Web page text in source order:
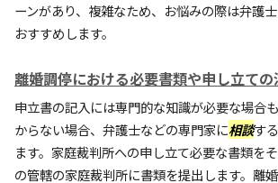
ーンがあり、複雑なため、お悩みの際は弁護
おすすめします。
離婚調停における必要書類や申し立ての
申立書の記入には専門的な知識が必要な場合
からない場合、弁護士などの専門家に相談す
ます。家庭裁判所への申し立て必要な書類を
の管轄の家庭裁判所に書類を提出します。離